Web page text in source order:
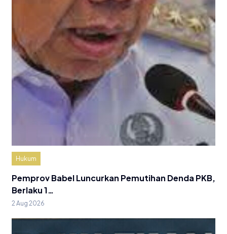
Hukum
Pemprov Babel Luncurkan Pemutihan Denda PKB,
Berlaku 1…
2 Aug 2026